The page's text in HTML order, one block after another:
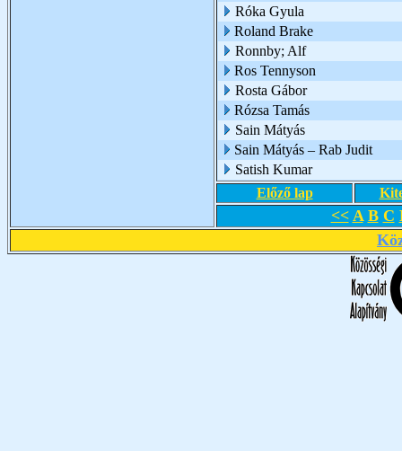
Róka Gyula
Roland Brake
Ronnby; Alf
Ros Tennyson
Rosta Gábor
Rózsa Tamás
Sain Mátyás
Sain Mátyás – Rab Judit
Satish Kumar
Előző lap
<< A B C